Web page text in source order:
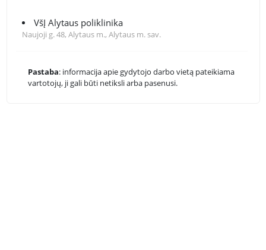
VšĮ Alytaus poliklinika
Naujoji g. 48, Alytaus m., Alytaus m. sav.
Pastaba: informacija apie gydytojo darbo vietą pateikiama
vartotojų, ji gali būti netiksli arba pasenusi.